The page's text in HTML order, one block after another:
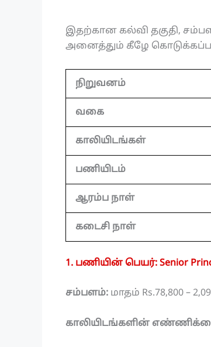
இதற்கான கல்வி தகுதி,
அனைத்தும் கீழே
நிறுவனம்
வகை
காலியிடங்கள்
பணியிடம்
ஆரம்ப நாள்
கடைசி நாள்
1. பணியின் பெயர்: Senior
சம்பளம்: மாதம் Rs.78,800 –
காலியிடங்களின்